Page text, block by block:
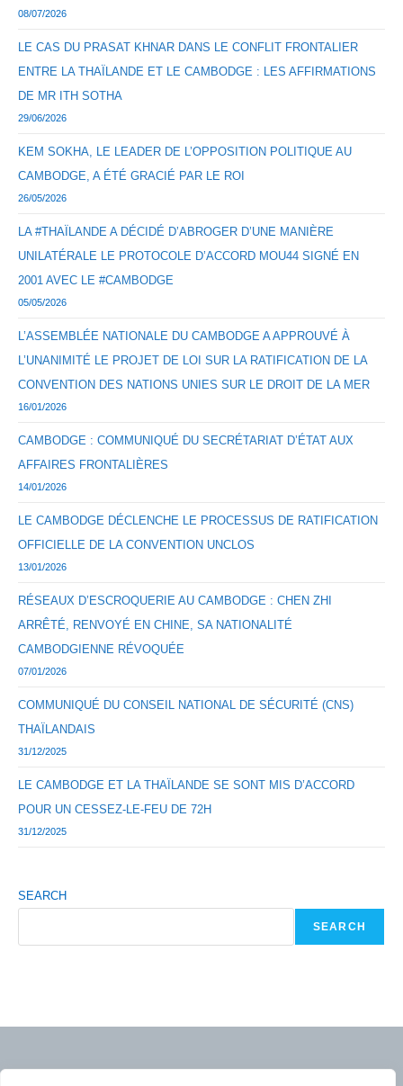
08/07/2026
LE CAS DU PRASAT KHNAR DANS LE CONFLIT FRONTALIER
ENTRE LA THAÏLANDE ET LE CAMBODGE : LES AFFIRMATIONS
DE MR ITH SOTHA
29/06/2026
KEM SOKHA, LE LEADER DE L’OPPOSITION POLITIQUE AU
CAMBODGE, A ÉTÉ GRACIÉ PAR LE ROI
26/05/2026
LA #THAÏLANDE A DÉCIDÉ D’ABROGER D’UNE MANIÈRE
UNILATÉRALE LE PROTOCOLE D’ACCORD MOU44 SIGNÉ EN
2001 AVEC LE #CAMBODGE
05/05/2026
L’ASSEMBLÉE NATIONALE DU CAMBODGE A APPROUVÉ À
L’UNANIMITÉ LE PROJET DE LOI SUR LA RATIFICATION DE LA
CONVENTION DES NATIONS UNIES SUR LE DROIT DE LA MER
16/01/2026
CAMBODGE : COMMUNIQUÉ DU SECRÉTARIAT D’ÉTAT AUX
AFFAIRES FRONTALIÈRES
14/01/2026
LE CAMBODGE DÉCLENCHE LE PROCESSUS DE RATIFICATION
OFFICIELLE DE LA CONVENTION UNCLOS
13/01/2026
RÉSEAUX D’ESCROQUERIE AU CAMBODGE : CHEN ZHI
ARRÊTÉ, RENVOYÉ EN CHINE, SA NATIONALITÉ
CAMBODGIENNE RÉVOQUÉE
07/01/2026
COMMUNIQUÉ DU CONSEIL NATIONAL DE SÉCURITÉ (CNS)
THAÏLANDAIS
31/12/2025
LE CAMBODGE ET LA THAÏLANDE SE SONT MIS D’ACCORD
POUR UN CESSEZ-LE-FEU DE 72H
31/12/2025
SEARCH
SEARCH